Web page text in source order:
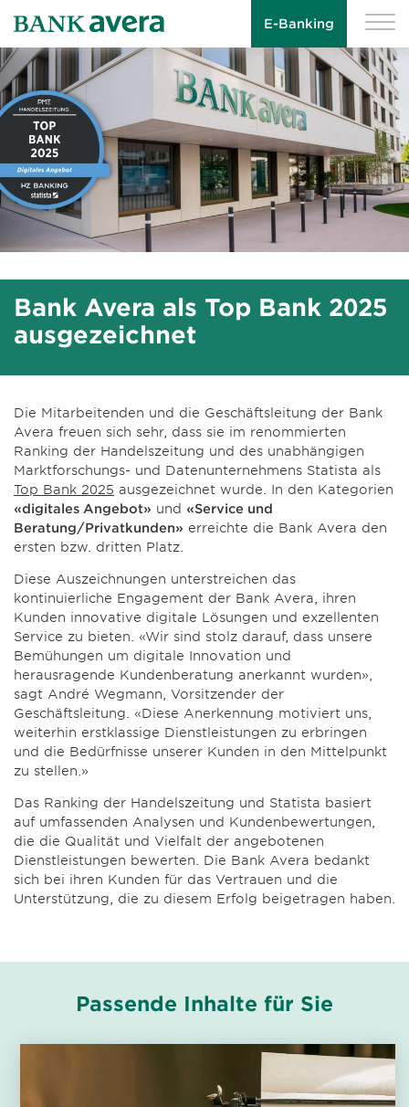
E-Banking
Bank Avera als Top Bank 2025
ausgezeichnet
Die Mitarbeitenden und die Geschäftsleitung der Bank
Avera freuen sich sehr, dass sie im renommierten
Ranking der Handelszeitung und des unabhängigen
Marktforschungs- und Datenunternehmens Statista als
Top Bank 2025 ausgezeichnet wurde. In den Kategorien
«digitales Angebot» und «Service und
Beratung/Privatkunden» erreichte die Bank Avera den
ersten bzw. dritten Platz.
Diese Auszeichnungen unterstreichen das
kontinuierliche Engagement der Bank Avera, ihren
Kunden innovative digitale Lösungen und exzellenten
Service zu bieten. «Wir sind stolz darauf, dass unsere
Bemühungen um digitale Innovation und
herausragende Kundenberatung anerkannt wurden»,
sagt André Wegmann, Vorsitzender der
Geschäftsleitung. «Diese Anerkennung motiviert uns,
weiterhin erstklassige Dienstleistungen zu erbringen
und die Bedürfnisse unserer Kunden in den Mittelpunkt
zu stellen.»
Das Ranking der Handelszeitung und Statista basiert
auf umfassenden Analysen und Kundenbewertungen,
die die Qualität und Vielfalt der angebotenen
Dienstleistungen bewerten. Die Bank Avera bedankt
sich bei ihren Kunden für das Vertrauen und die
Unterstützung, die zu diesem Erfolg beigetragen haben.
Passende Inhalte für Sie